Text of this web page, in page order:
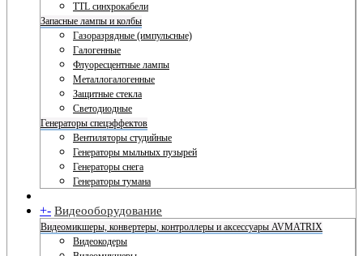
TTL синхрокабели
Запасные лампы и колбы
Газоразрядные (импульсные)
Галогенные
Флуоресцентные лампы
Металлогалогенные
Защитные стекла
Светодиодные
Генераторы спецэффектов
Вентиляторы студийные
Генераторы мыльных пузырей
Генераторы снега
Генераторы тумана
+- Видеооборудование
Видеомикшеры, конвертеры, контроллеры и аксессуары AVMATRIX
Видеокодеры